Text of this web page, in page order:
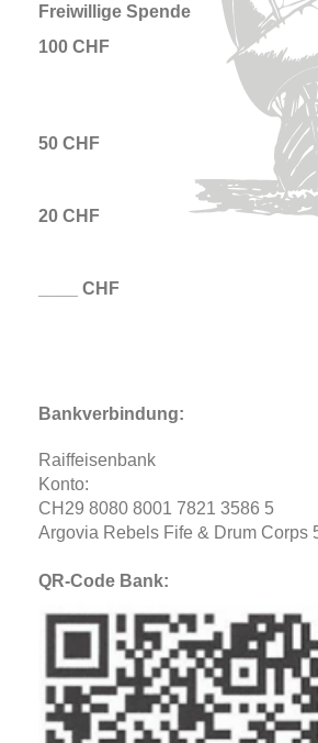
Freiwillige Spende
100
50
20
____ CHF
Bankverbindung:
Raiffeisenbank
Konto:
CH29 8080 8001 7821 3586 5
Argovia Rebels Fife & Drum Corps
QR-Code Bank: